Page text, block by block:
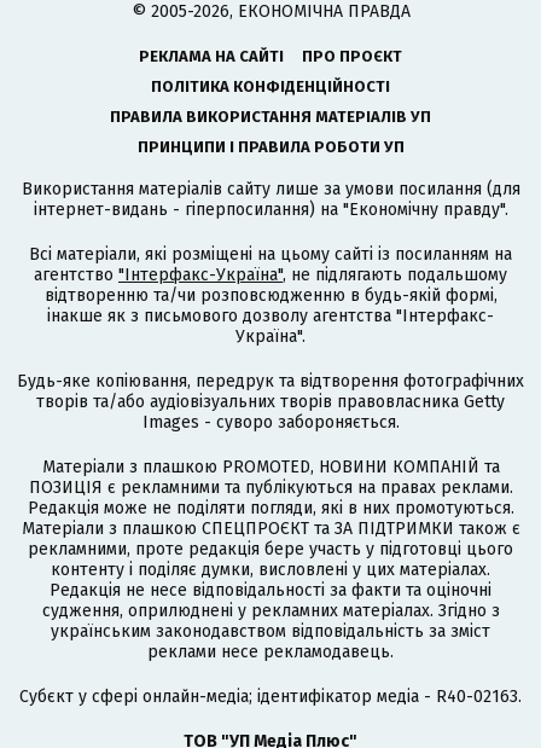
© 2005-2026, ЕКОНОМІЧНА ПРАВДА
РЕКЛАМА НА САЙТІ
ПРО ПРОЄКТ
ПОЛІТИКА КОНФІДЕНЦІЙНОСТІ
ПРАВИЛА ВИКОРИСТАННЯ МАТЕРІАЛІВ УП
ПРИНЦИПИ І ПРАВИЛА РОБОТИ УП
Використання матеріалів сайту лише за умови посилання (для
інтернет-видань - гіперпосилання) на "Економічну правду".
Всі матеріали, які розміщені на цьому сайті із посиланням на
агентство "Інтерфакс-Україна", не підлягають подальшому
відтворенню та/чи розповсюдженню в будь-якій формі,
інакше як з письмового дозволу агентства "Інтерфакс-
Україна".
Будь-яке копіювання, передрук та відтворення фотографічних
творів та/або аудіовізуальних творів правовласника Getty
Images - суворо забороняється.
Матеріали з плашкою PROMOTED, НОВИНИ КОМПАНІЙ та
ПОЗИЦІЯ є рекламними та публікуються на правах реклами.
Редакція може не поділяти погляди, які в них промотуються.
Матеріали з плашкою СПЕЦПРОЄКТ та ЗА ПІДТРИМКИ також є
рекламними, проте редакція бере участь у підготовці цього
контенту і поділяє думки, висловлені у цих матеріалах.
Редакція не несе відповідальності за факти та оціночні
судження, оприлюднені у рекламних матеріалах. Згідно з
українським законодавством відповідальність за зміст
реклами несе рекламодавець.
Cубєкт у сфері онлайн-медіа; ідентифікатор медіа - R40-02163.
ТОВ "УП Медіа Плюс"